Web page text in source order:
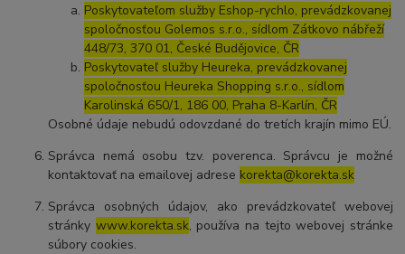
Poskytovateľom služby Eshop-rychlo, prevádzkovanej
spoločnosťou Golemos s.r.o., sídlom Zátkovo nábřeží
448/73, 370 01, České Budějovice, ČR
Poskytovateľ služby Heureka, prevádzkovanej
spoločnosťou Heureka Shopping s.r.o., sídlom
Karolinská 650/1, 186 00, Praha 8-Karlín, ČR
Osobné údaje nebudú odovzdané do tretích krajín mimo EÚ.
Správca nemá osobu tzv. poverenca. Správcu je možné
kontaktovať na emailovej adrese korekta@korekta.sk
Správca osobných údajov, ako prevádzkovateľ webovej
stránky www.korekta.sk, používa na tejto webovej stránke
súbory cookies.